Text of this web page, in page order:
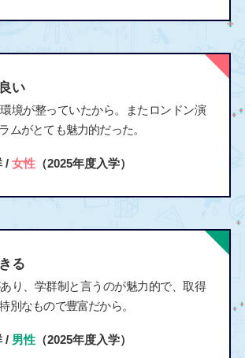
い
境が整っていたから。またロンドン演
ムがとても魅力的だった。
/ 女性（2025年度入学）
る
り、学群制と言うのが魅力的で、取得
別なもので豊富だから。
/ 男性（2025年度入学）